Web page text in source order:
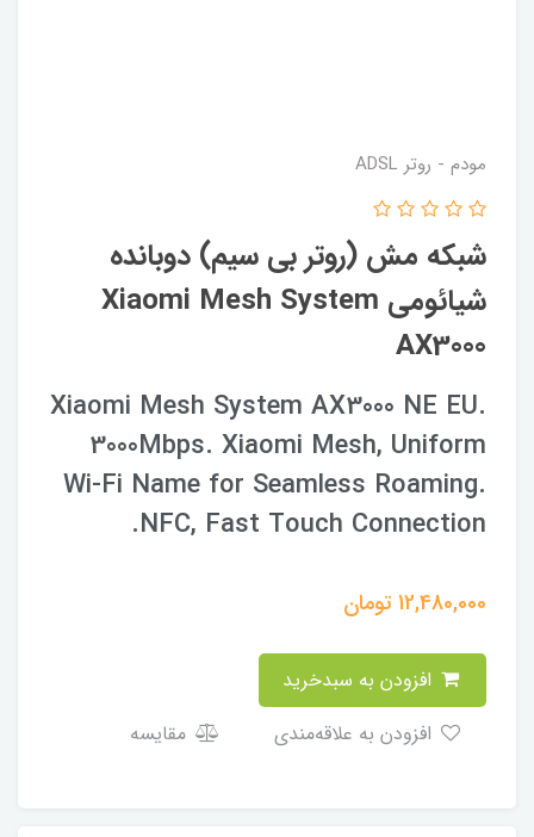
مودم - روتر ADSL
شبکه مش (روتر بی سیم) دوبانده
شیائومی Xiaomi Mesh System
AX3000
Xiaomi Mesh System AX3000 NE EU.
3000Mbps. Xiaomi Mesh, Uniform
Wi-Fi Name for Seamless Roaming.
NFC, Fast Touch Connection.
12,480,000تومان
مقایسه